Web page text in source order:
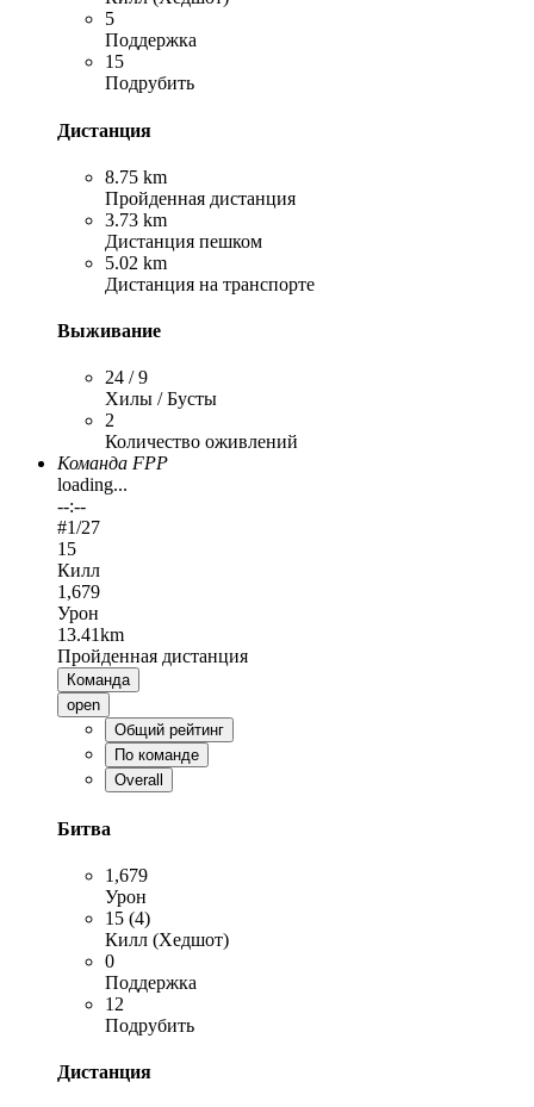
5
Поддержка
15
Подрубить
Дистанция
8.75 km
Пройденная дистанция
3.73 km
Дистанция пешком
5.02 km
Дистанция на транспорте
Выживание
24 / 9
Хилы / Бусты
2
Количество оживлений
Команда FPP
loading...
--:--
#1/27
15
Килл
1,679
Урон
13.41km
Пройденная дистанция
Команда
open
Общий рейтинг
По команде
Overall
Битва
1,679
Урон
15 (4)
Килл (Хедшот)
0
Поддержка
12
Подрубить
Дистанция